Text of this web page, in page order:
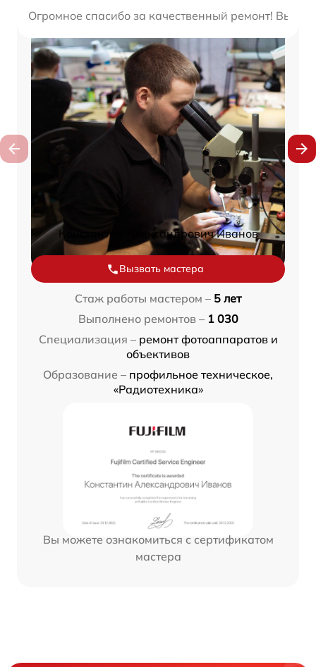
Огромное спасибо за качественный ремонт! Вы
Константин Александрович Иванов
Вызвать мастера
Стаж работы мастером – 5 лет
Выполнено ремонтов – 1 030
Специализация – ремонт фотоаппаратов и
объективов
Образование – профильное техническое,
«Радиотехника»
Вы можете ознакомиться с сертификатом
мастера